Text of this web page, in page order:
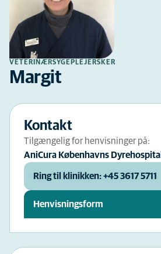
VETERINÆRSYGEPLEJERSKER
Margit
Kontakt
Tilgængelig for henvisninger på:
AniCura Københavns Dyrehospital
Ring til klinikken: +45 3617 5711
Henvisningsform